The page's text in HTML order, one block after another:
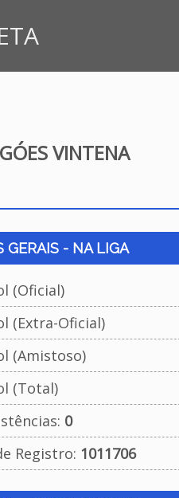
VINTENA
GERAIS - NA LIGA
(Oficial)
(Extra-Oficial)
(Amistoso)
(Total)
0
Registro: 1011706